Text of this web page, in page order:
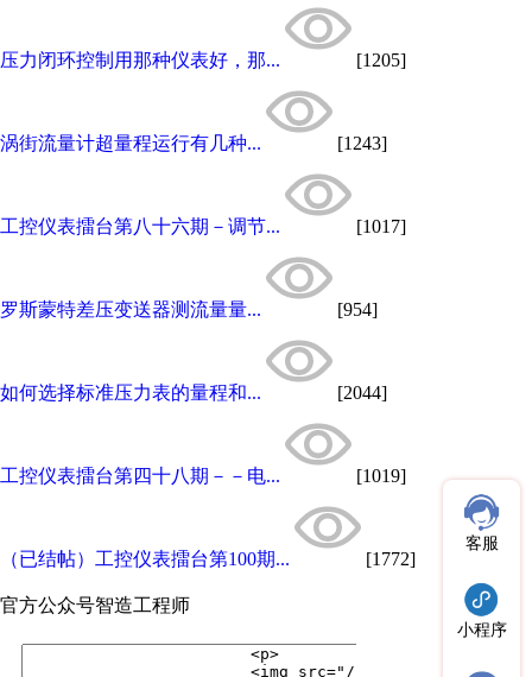
压力闭环控制用那种仪表好，那... [1205]
涡街流量计超量程运行有几种... [1243]
工控仪表擂台第八十六期－调节... [1017]
罗斯蒙特差压变送器测流量量... [954]
如何选择标准压力表的量程和... [2044]
工控仪表擂台第四十八期－－电... [1019]
（已结帖）工控仪表擂台第100期... [1772]
官方公众号智造工程师
客服
小程序